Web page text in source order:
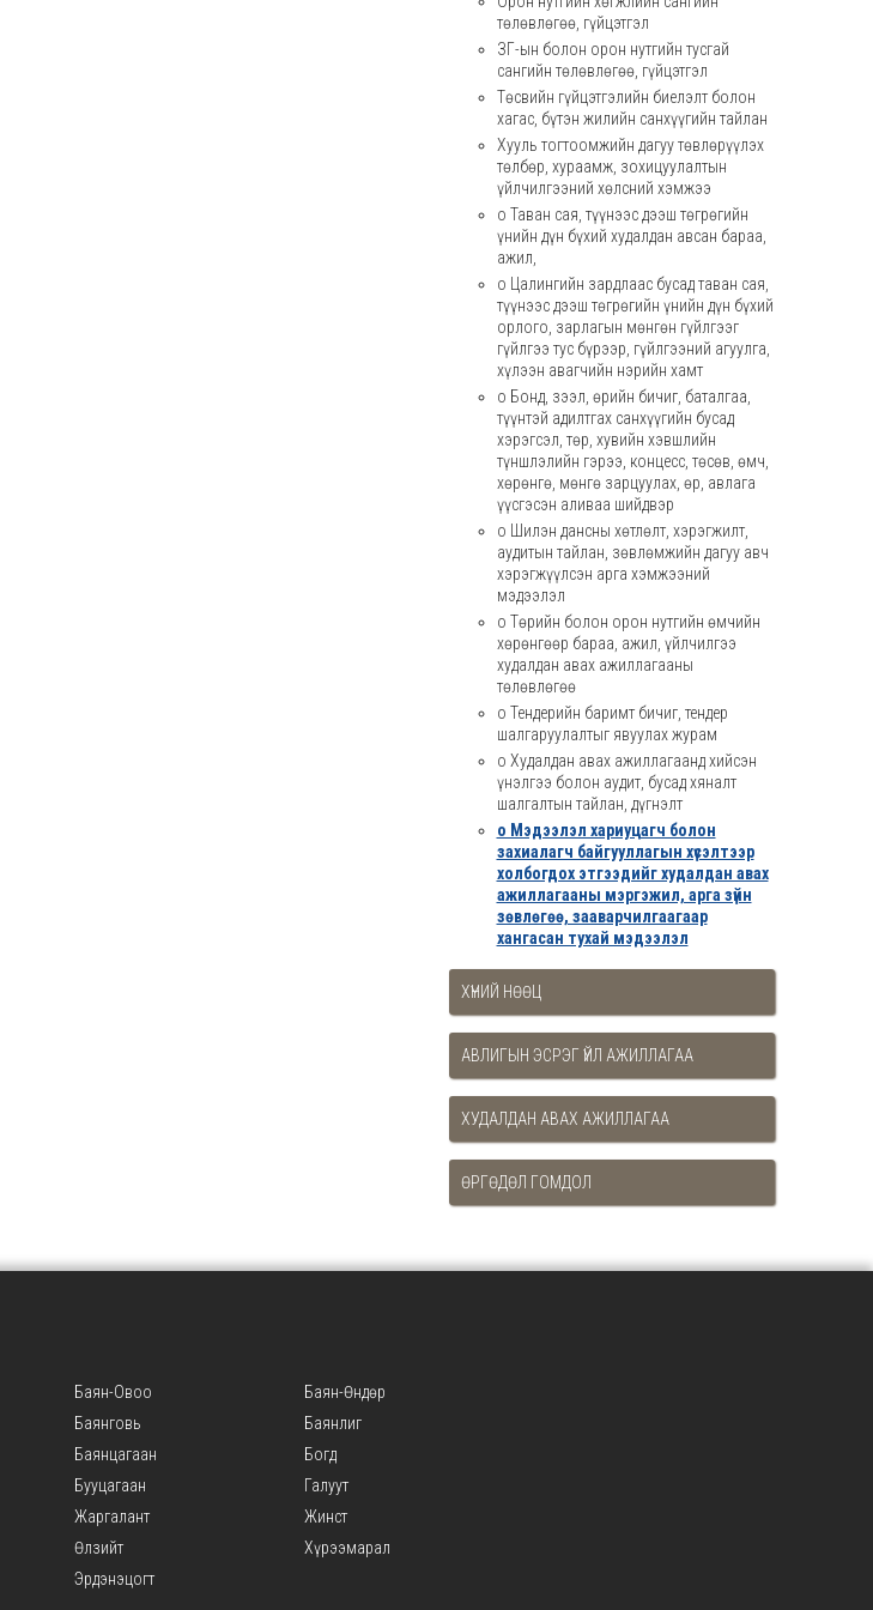
төлөвлөгөө, гүйцэтгэл
ЗГ-ын болон орон нутгийн тусгай
сангийн төлөвлөгөө, гүйцэтгэл
Төсвийн гүйцэтгэлийн биелэлт болон
хагас, бүтэн жилийн санхүүгийн тайлан
Хууль тогтоомжийн дагуу төвлөрүүлэх
төлбөр, хураамж, зохицуулалтын
үйлчилгээний хөлсний хэмжээ
o Таван сая, түүнээс дээш төгрөгийн
үнийн дүн бүхий худалдан авсан бараа,
ажил,
o Цалингийн зардлаас бусад таван сая,
түүнээс дээш төгрөгийн үнийн дүн бүхий
орлого, зарлагын мөнгөн гүйлгээг
гүйлгээ тус бүрээр, гүйлгээний агуулга,
хүлээн авагчийн нэрийн хамт
o Бонд, зээл, өрийн бичиг, баталгаа,
түүнтэй адилтгах санхүүгийн бусад
хэрэгсэл, төр, хувийн хэвшлийн
түншлэлийн гэрээ, концесс, төсөв, өмч,
хөрөнгө, мөнгө зарцуулах, өр, авлага
үүсгэсэн аливаа шийдвэр
o Шилэн дансны хөтлөлт, хэрэгжилт,
аудитын тайлан, зөвлөмжийн дагуу авч
хэрэгжүүлсэн арга хэмжээний
мэдээлэл
o Төрийн болон орон нутгийн өмчийн
хөрөнгөөр бараа, ажил, үйлчилгээ
худалдан авах ажиллагааны
төлөвлөгөө
o Тендерийн баримт бичиг, тендер
шалгаруулалтыг явуулах журам
o Худалдан авах ажиллагаанд хийсэн
үнэлгээ болон аудит, бусад хяналт
шалгалтын тайлан, дүгнэлт
o Мэдээлэл хариуцагч болон
захиалагч байгууллагын хүсэлтээр
холбогдох этгээдийг худалдан авах
ажиллагааны мэргэжил, арга зүйн
зөвлөгөө, зааварчилгаагаар
хангасан тухай мэдээлэл
ХҮНИЙ НӨӨЦ
АВЛИГЫН ЭСРЭГ ҮЙЛ АЖИЛЛАГАА
ХУДАЛДАН АВАХ АЖИЛЛАГАА
ӨРГӨДӨЛ ГОМДОЛ
Баян-Овоо
Баян-Өндөр
Баянговь
Баянлиг
Баянцагаан
Богд
Бууцагаан
Галуут
Жаргалант
Жинст
Өлзийт
Хүрээмарал
Эрдэнэцогт